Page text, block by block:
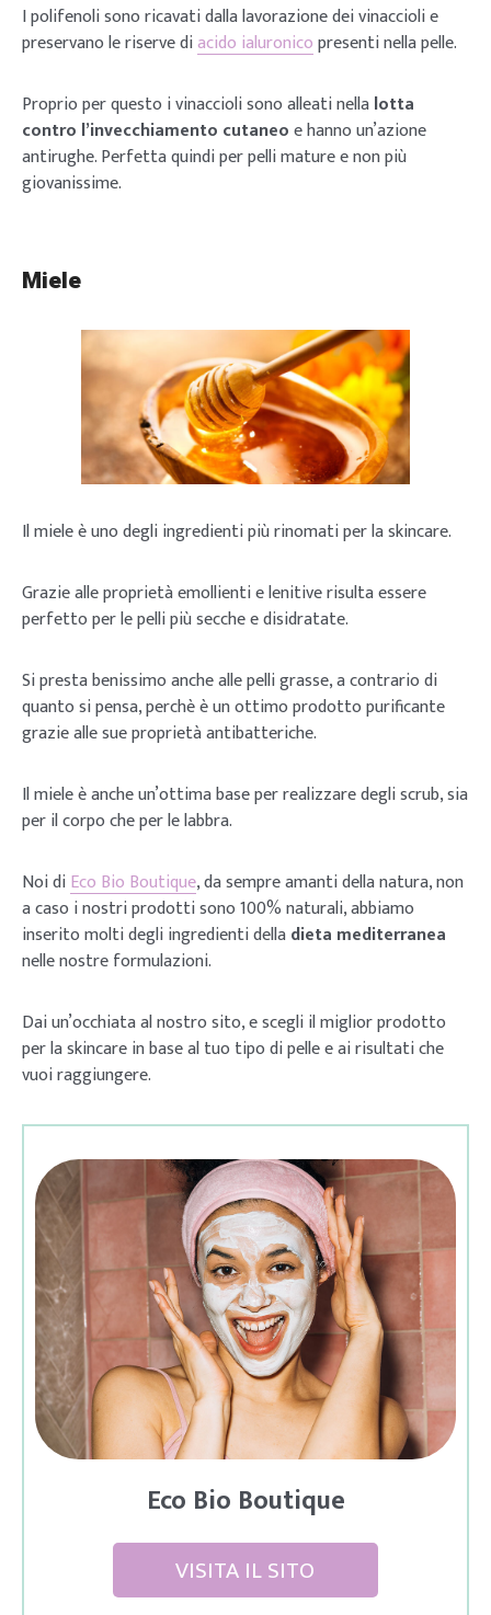
I polifenoli sono ricavati dalla lavorazione dei vinaccioli e
preservano le riserve diacido ialuronicopresenti nella pelle.
Proprio per questo i vinaccioli sono alleati nellalotta
contro l’invecchiamento cutaneoe hanno un’azione
antirughe. Perfetta quindi per pelli mature e non più
giovanissime.
Miele
Il miele è uno degli ingredienti più rinomati per la skincare.
Grazie alle proprietà emollienti e lenitive risulta essere
perfetto per le pelli più secche e disidratate.
Si presta benissimo anche alle pelli grasse, a contrario di
quanto si pensa, perchè è un ottimo prodotto purificante
grazie alle sue proprietà antibatteriche.
Il miele è anche un’ottima base per realizzare degli scrub, sia
per il corpo che per le labbra.
Noi diEco Bio Boutique, da sempre amanti della natura, non
a caso i nostri prodotti sono 100% naturali, abbiamo
inserito molti degli ingredienti delladieta mediterranea
nelle nostre formulazioni.
Dai un’occhiata al nostro sito, e scegli il miglior prodotto
per la skincare in base al tuo tipo di pelle e ai risultati che
vuoi raggiungere.
Eco Bio Boutique
VISITA IL SITO